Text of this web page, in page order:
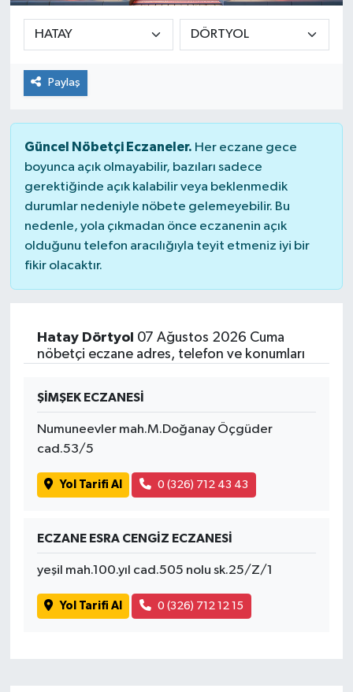
Paylaş
Güncel Nöbetçi Eczaneler. Her eczane gece
boyunca açık olmayabilir, bazıları sadece
gerektiğinde açık kalabilir veya beklenmedik
durumlar nedeniyle nöbete gelemeyebilir. Bu
nedenle, yola çıkmadan önce eczanenin açık
olduğunu telefon aracılığıyla teyit etmeniz iyi bir
fikir olacaktır.
Hatay Dörtyol 07 Ağustos 2026 Cuma
nöbetçi eczane adres, telefon ve konumları
ŞİMŞEK ECZANESİ
Numuneevler mah.M.Doğanay Öçgüder
cad.53/5
Yol Tarifi Al 0 (326) 712 43 43
ECZANE ESRA CENGİZ ECZANESİ
yeşil mah.100.yıl cad.505 nolu sk.25/Z/1
Yol Tarifi Al 0 (326) 712 12 15